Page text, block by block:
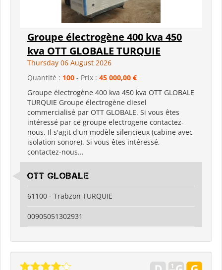
Groupe électrogène 400 kva 450
kva OTT GLOBALE TURQUIE
Thursday 06 August 2026
Quantité : 100 - Prix : 45 000,00 €
Groupe électrogène 400 kva 450 kva OTT GLOBALE
TURQUIE Groupe électrogène diesel
commercialisé par OTT GLOBALE. Si vous êtes
intéressé par ce groupe electrogene contactez-
nous. Il s'agit d'un modèle silencieux (cabine avec
isolation sonore). Si vous êtes intéressé,
contactez-nous...
OTT GLOBALE
61100 - Trabzon TURQUIE
00905051302931